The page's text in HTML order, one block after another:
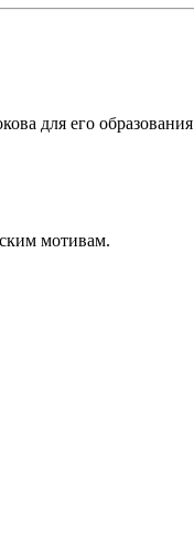
для его образования
мотивам.